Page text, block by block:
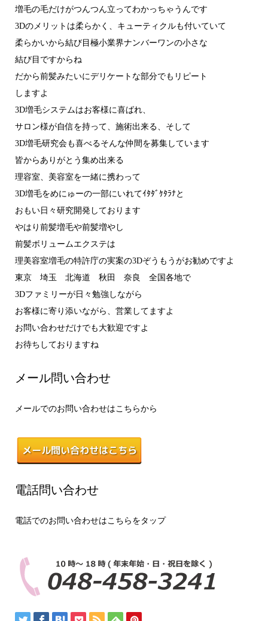
増毛の毛だけがつんつん立ってわかっちゃうんです
3Dのメリットは柔らかく、キューティクルも付いていて
柔らかいから結び目極小業界ナンバーワンの小さな
結び目ですからね
だから前髪みたいにデリケートな部分でもリピート
しますよ
3D増毛システムはお客様に喜ばれ、
サロン様が自信を持って、施術出来る、そして
3D増毛研究会も喜べるそんな仲間を募集しています
皆からありがとう集め出来る
理容室、美容室を一緒に携わって
3D増毛をめにゅーの一部にいれてｲﾀﾀﾞｹﾀﾗﾅと
おもい日々研究開発しております
やはり前髪増毛や前髪増やし
前髪ボリュームエクステは
理美容室増毛の特許庁の実案の3Dぞうもうがお勧めですよ
東京 埼玉 北海道 秋田 奈良 全国各地で
3Dファミリーが日々勉強しながら
お客様に寄り添いながら、営業してますよ
お問い合わせだけでも大歓迎ですよ
お待ちしておりますね
メール問い合わせ
メールでのお問い合わせはこちらから
電話問い合わせ
電話でのお問い合わせはこちらをタップ